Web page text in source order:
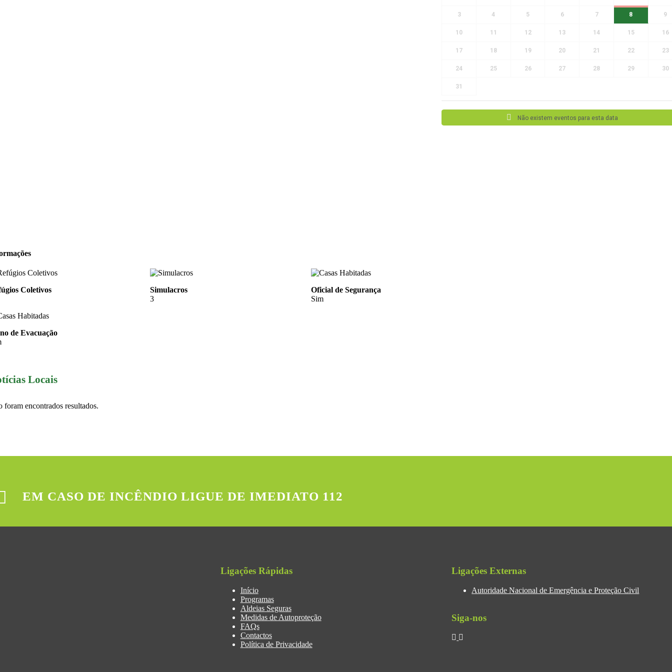
Coletivos
Simulacros
3
Oficial de Segurança
Sim
de Evacuação
Locais
foram encontrados resultados.
3 4 5 6 7 8 9
10 11 12 13 14 15 16
17 18 19 20 21 22 23
24 25 26 27 28 29 30
31
Não existem eventos para esta data
EM CASO DE INCÊNDIO LIGUE DE IMEDIATO 112
Ligações Rápidas
Início
Programas
Aldeias Seguras
Medidas de Autoproteção
FAQs
Contactos
Política de Privacidade
Ligações Externas
Autoridade Nacional de Emergência e Proteção Civil
Siga-nos